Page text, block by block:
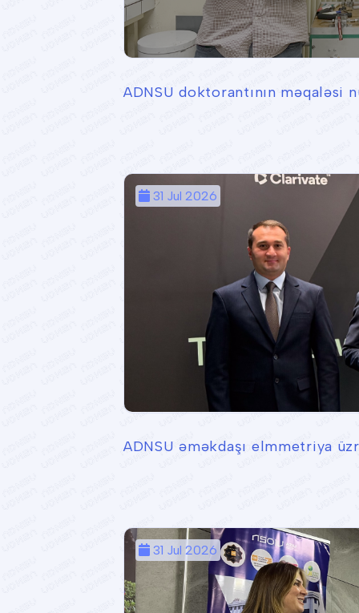
ADNSU doktorantının məqaləsi
31 Jul 2026
ADNSU əməkdaşı elmmetriya
31 Jul 2026